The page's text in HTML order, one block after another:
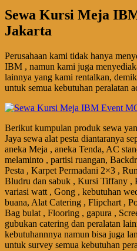
Sewa Kursi Meja
Jakarta
Perusahaan kami tidak hanya
IBM , namun kami juga
lainnya yang kami rentalkan,
untuk semua kebutuhan peralatan
Berikut kumpulan produk sewa
Jaya sewa alat pesta diantaranya
aneka Meja , aneka Tenda, AC
melaminto , partisi ruangan,
Pesta , Karpet Permadani 2×3 ,
Bludru dan sabuk , Kursi Tiffany ,
variasi watt , Gong , kebutuhan
buana, Alat Catering , Flipchart ,
Bag bulat , Flooring , gapura ,
gubukan catering dan peralatan
kebutuhannnya namun bisa juga
untuk survey semua kebutuhan